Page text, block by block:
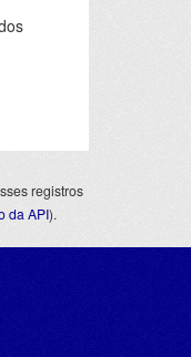
registros
da API).